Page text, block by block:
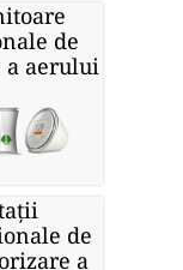
de
a aerului
de
a